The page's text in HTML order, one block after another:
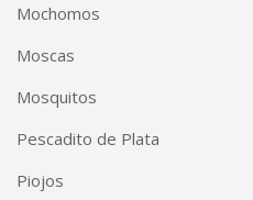
Mochomos
Moscas
Mosquitos
Pescadito de Plata
Piojos